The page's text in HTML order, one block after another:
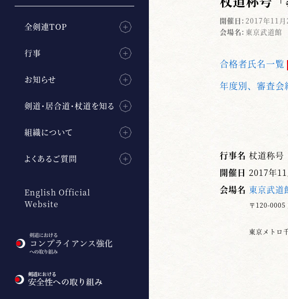
全剣連TOP
行事
お知らせ
剣道・居合道・杖道を知る
組織について
よくあるご質問
English Official
Website
開催日: 2017年11月
会場名: 東京武道館
合格者氏名一覧
年度別、審査会
行事名 杖道称号
開催日 2017年11
会場名 東京武道
〒120-0005
東京メトロ